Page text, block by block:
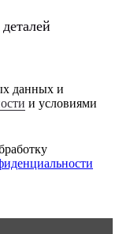
данных и
и условиями